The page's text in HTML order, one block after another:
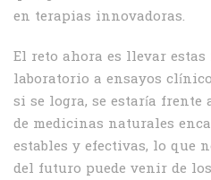
en terapias innovadoras.
El reto ahora es llevar
laboratorio a ensayos
si se logra, se estaría frente
de medicinas naturales
estables y efectivas, lo que
del futuro puede venir de